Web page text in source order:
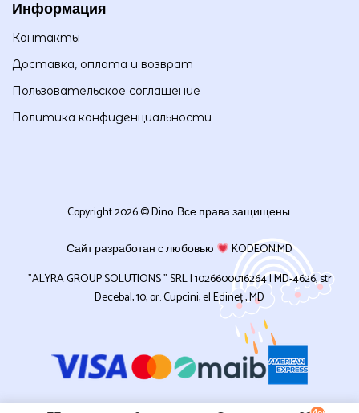
Информация
Контакты
Доставка, оплата и возврат
Пользовательское соглашение
Политика конфиденциальности
Copyright 2026 © Dino. Все права защищены.
Сайт разработан с любовью
KODEON.MD
”ALYRA GROUP SOLUTIONS ” SRL | 1026600016264 | MD-4626, str
Decebal, 10, or. Cupcini, el Edineț , MD